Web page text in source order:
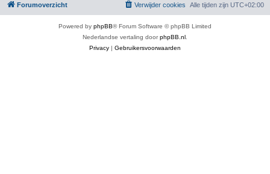
Forumoverzicht Alle tijden zijn UTC+02:00
Verwijder cookies
Powered by phpBB® Forum Software © phpBB Limited
Nederlandse vertaling doorphpBB.nl
Privacy | Gebruikersvoorwaarden